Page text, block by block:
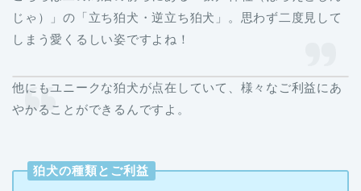
じゃ）」の「立ち狛犬・逆立ち狛犬」。思わず二度見して
しまう愛くるしい姿ですよね！
他にもユニークな狛犬が点在していて、様々なご利益にあ
やかることができるんですよ。
狛犬の種類とご利益